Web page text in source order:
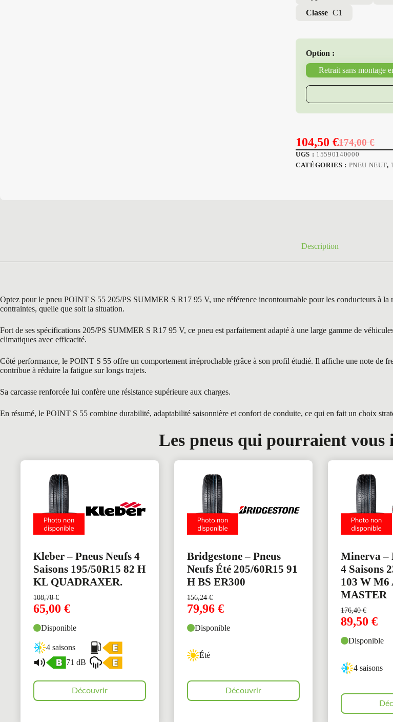
Classe C1
Option :
Retrait sans montage
174,00€
Le
prix
104,50€
Le
prix
UGS : 15590140000
CATÉGORIES : PNEU NEUF,
Description
Optez pour le pneu POINT S 55 205/PS SUMMER S R17 95 V, une référence incontournable pour les conducteurs à
contraintes, quelle que soit la situation.
Fort de ses spécifications 205/PS SUMMER S R17 95 V, ce pneu est parfaitement adapté à une large gamme de
climatiques avec efficacité.
Côté performance, le POINT S 55 offre un comportement irréprochable grâce à son profil étudié. Il affiche une note de
contribue à réduire la fatigue sur longs trajets.
Sa carcasse renforcée lui confère une résistance supérieure aux charges.
En résumé, le POINT S 55 combine durabilité, adaptabilité saisonnière et confort de conduite, ce qui en fait un choix
Les pneus qui pourraient vous
Kleber – Pneus Neufs 4
Saisons 195/50R15 82 H
KL QUADRAXER.
108,78€
65,00 €
Disponible
4 saisons
71 dB
Découvrir
Bridgestone – Pneus
Neufs Été 205/60R15 91
H BS ER300
156,24€
79,96 €
Disponible
Été
Découvrir
Minerva –
4 Saisons
103 W M6
MASTER
176,40€
89,50 €
Disponible
4 saisons